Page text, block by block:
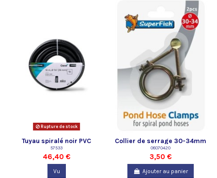
Rupture de stock
Tuyau spiralé noir PVC
prédécoupé 1 " 1/2 - 10 m Oase
57533
46,40 €
Vu
Collier de serrage 30-34mm
08070420
3,50 €
Ajouter au panier